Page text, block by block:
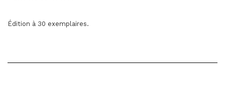
Édition à 30 exemplaires.